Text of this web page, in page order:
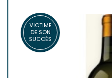
VICTIME
DE SON
SUCCÈS